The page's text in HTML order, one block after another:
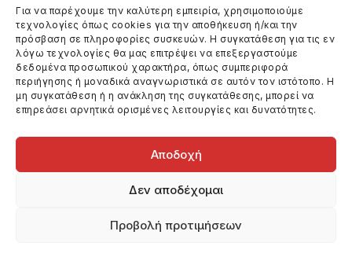
Για να παρέχουμε την καλύτερη εμπειρία, χρησιμοποιούμε
τεχνολογίες όπως cookies για την αποθήκευση ή/και την
πρόσβαση σε πληροφορίες συσκευών. Η συγκατάθεση για τις εν
λόγω τεχνολογίες θα μας επιτρέψει να επεξεργαστούμε
δεδομένα προσωπικού χαρακτήρα, όπως συμπεριφορά
περιήγησης ή μοναδικά αναγνωριστικά σε αυτόν τον ιστότοπο. Η
μη συγκατάθεση ή η ανάκληση της συγκατάθεσης, μπορεί να
επηρεάσει αρνητικά ορισμένες λειτουργίες και δυνατότητες.
Αποδοχή
Δεν αποδέχομαι
Προβολή προτιμήσεων
Πολιτική Cookies (ΕΕ)
Στοιχεία Επικοινωνίας
Καλεσέ μας
(+30) 6974123481
Στείλε μας email
info@filmandtheater.gr
Copyright 2026 Filmandtheater / All rights reserved